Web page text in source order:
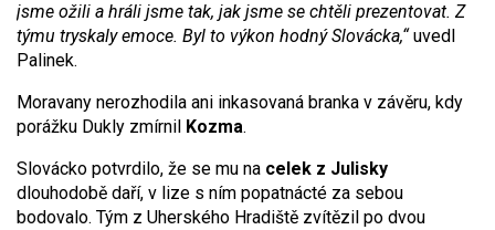
jsme ožili a hráli jsme tak, jak jsme se chtěli prezentovat. Z
týmu tryskaly emoce. Byl to výkon hodný Slovácka,“uvedl
Palinek.
Moravany nerozhodila ani inkasovaná branka v závěru, kdy
porážku Dukly zmírnil Kozma.
Slovácko potvrdilo, že se mu na celek z Julisky
dlouhodobě daří, v lize s ním popatnácté za sebou
bodovalo. Tým z Uherského Hradiště zvítězil po dvou